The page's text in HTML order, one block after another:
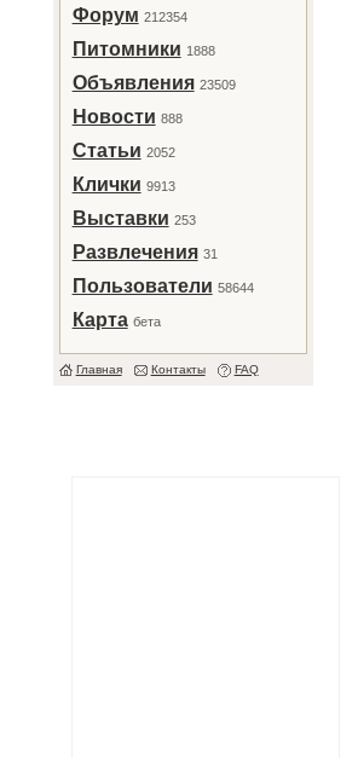
Форум 212354
Питомники 1888
Объявления 23509
Новости 888
Статьи 2052
Клички 9913
Выставки 253
Развлечения 31
Пользователи 58644
Карта бета
Главная Контакты FAQ